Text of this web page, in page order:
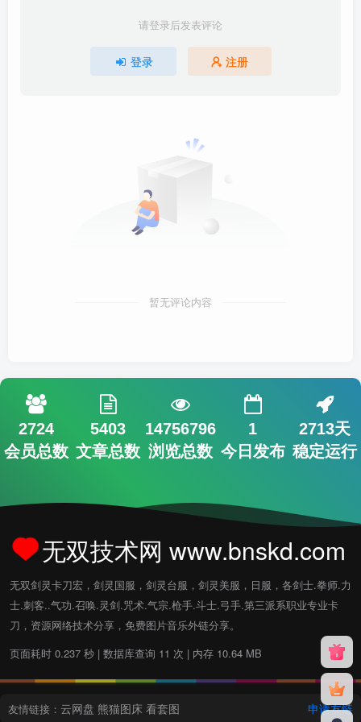
请登录后发表评论
登录 注册
暂无评论内容
2724
会员总数
5403
文章总数
14756796
浏览总数
1
今日发布
2713天
稳定运行
无双技术网 www.bnskd.com
无双剑灵卡刀宏，剑灵国服，剑灵台服，剑灵美服，日服，各剑士.拳师.力
士.刺客..气功.召唤.灵剑.咒术.气宗.枪手.斗士.弓手.第三派系职业专业卡
刀，资源网络技术分享，免费图片音乐外链分享。
页面耗时 0.237 秒 | 数据库查询 11 次 | 内存 10.64 MB
友情链接： 云网盘 熊猫图床 看套图 申请友链